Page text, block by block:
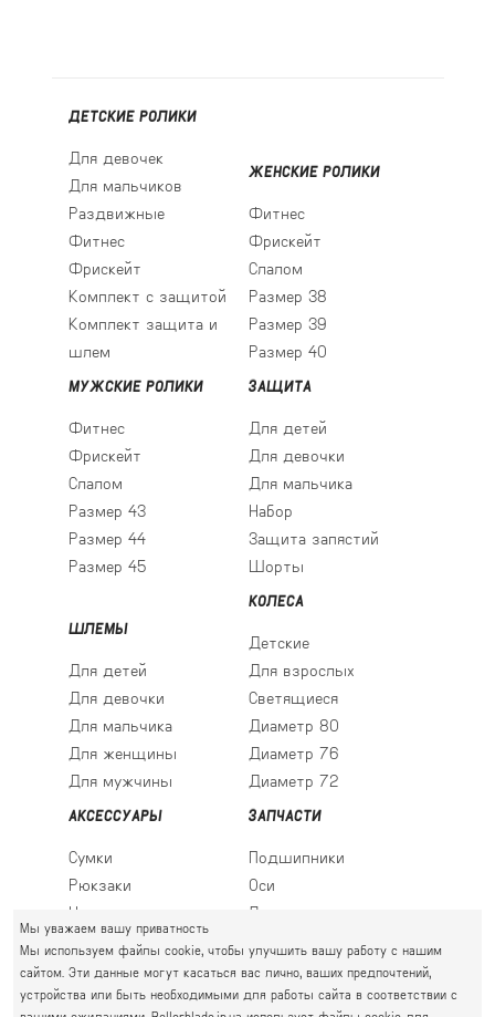
ДЕТСКИЕ РОЛИКИ
Для девочек
Для мальчиков
Раздвижные
Фитнес
Фрискейт
Комплект с защитой
Комплект защита и
шлем
ЖЕНСКИЕ РОЛИКИ
Фитнес
Фрискейт
Слалом
Размер 38
Размер 39
Размер 40
МУЖСКИЕ РОЛИКИ
Фитнес
Фрискейт
Слалом
Размер 43
Размер 44
Размер 45
ЗАЩИТА
Для детей
Для девочки
Для мальчика
Набор
Защита запястий
Шорты
ШЛЕМЫ
Для детей
Для девочки
Для мальчика
Для женщины
Для мужчины
КОЛЕСА
Детские
Для взрослых
Светящиеся
Диаметр 80
Диаметр 76
Диаметр 72
АКСЕССУАРЫ
Сумки
Рюкзаки
Носки
ЗАПЧАСТИ
Подшипники
Оси
Ледовые лезвия
ПРАВЫЙ БЕРЕГ
Мы уважаем вашу приватность
Мы используем файлы cookie, чтобы улучшить вашу работу с нашим
сайтом. Эти данные могут касаться вас лично, ваших предпочтений,
устройства или быть необходимыми для работы сайта в соответствии с